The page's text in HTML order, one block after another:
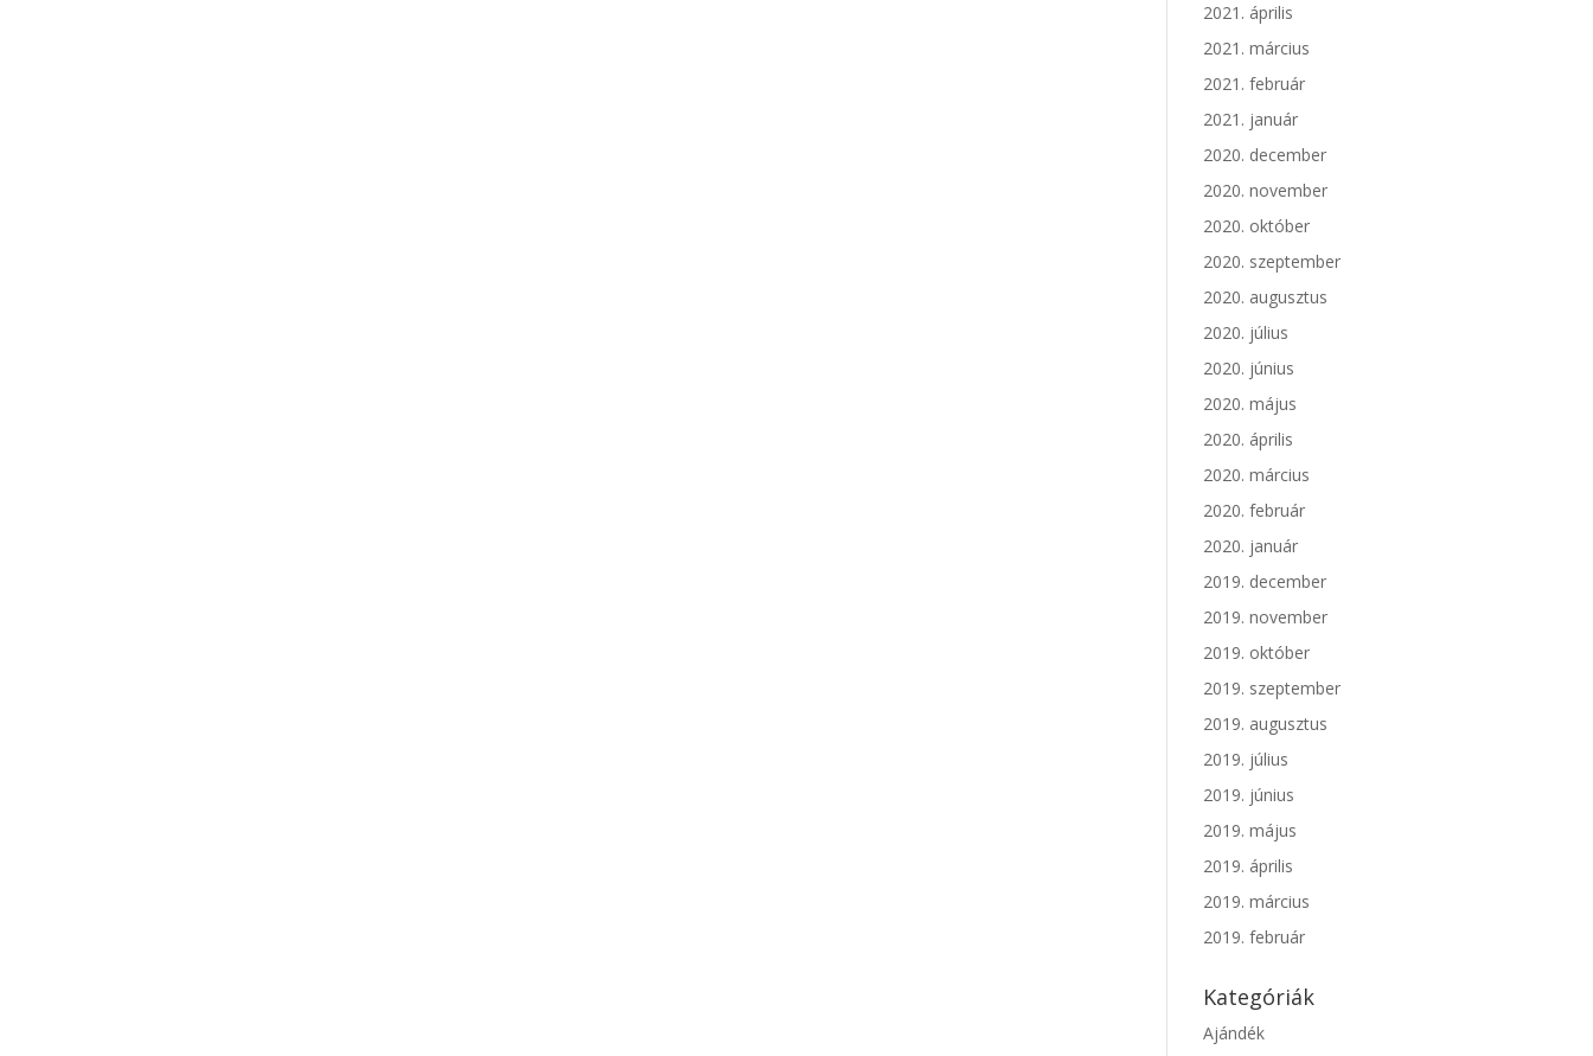
2021. április
2021. március
2021. február
2021. január
2020. december
2020. november
2020. október
2020. szeptember
2020. augusztus
2020. július
2020. június
2020. május
2020. április
2020. március
2020. február
2020. január
2019. december
2019. november
2019. október
2019. szeptember
2019. augusztus
2019. július
2019. június
2019. május
2019. április
2019. március
2019. február
Kategóriák
Ajándék